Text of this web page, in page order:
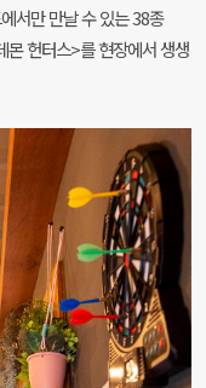
서만 만날 수 있는 38종
몬 헌터스>를 현장에서 생생